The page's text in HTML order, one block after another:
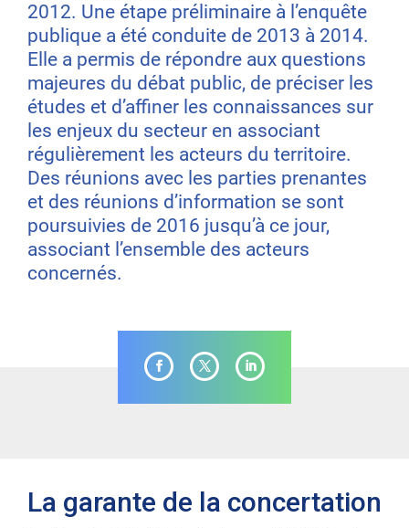
2012. Une étape préliminaire à l’enquête
publique a été conduite de 2013 à 2014.
Elle a permis de répondre aux questions
majeures du débat public, de préciser les
études et d’affiner les connaissances sur
les enjeux du secteur en associant
régulièrement les acteurs du territoire.
Des réunions avec les parties prenantes
et des réunions d’information se sont
poursuivies de 2016 jusqu’à ce jour,
associant l’ensemble des acteurs
concernés.
La garante de la concertation